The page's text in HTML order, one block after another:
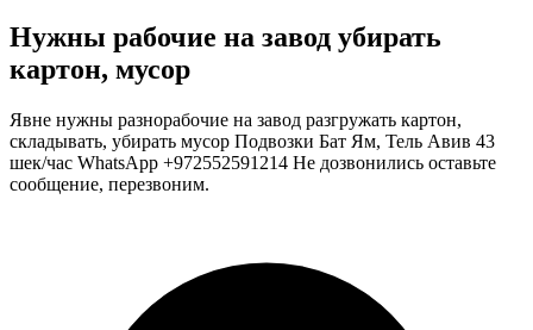
Нужны рабочие на завод убирать
картон, мусор
Явне нужны разнорабочие на завод разгружать картон,
складывать, убирать мусор Подвозки Бат Ям, Тель Авив 43
шек/час WhatsApp +972552591214 Не дозвонились оставьте
сообщение, перезвоним.